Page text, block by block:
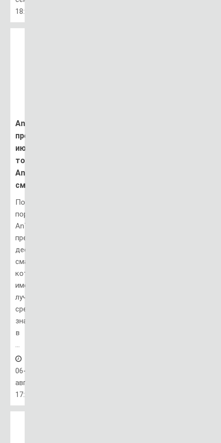
18:52
AnTuTu
представляет
июльские
топ-10
Android-
смартфонов
Популярный
портал
AnTuTu
представил
десять
смартфонов,
которые
имели
лучшее
среднее
значение
в
...
06-
авг,
17:26